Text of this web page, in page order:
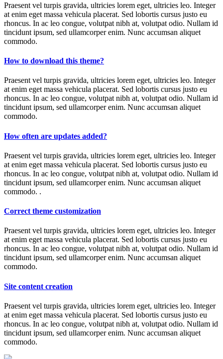
Praesent vel turpis gravida, ultricies lorem eget, ultricies leo. Integer
at enim eget massa vehicula placerat. Sed lobortis cursus justo eu
rhoncus. In ac leo congue, volutpat nibh at, volutpat odio. Nullam id
tincidunt ipsum, sed ullamcorper enim. Nunc accumsan aliquet
commodo.
How to download this theme?
Praesent vel turpis gravida, ultricies lorem eget, ultricies leo. Integer
at enim eget massa vehicula placerat. Sed lobortis cursus justo eu
rhoncus. In ac leo congue, volutpat nibh at, volutpat odio. Nullam id
tincidunt ipsum, sed ullamcorper enim. Nunc accumsan aliquet
commodo.
How often are updates added?
Praesent vel turpis gravida, ultricies lorem eget, ultricies leo. Integer
at enim eget massa vehicula placerat. Sed lobortis cursus justo eu
rhoncus. In ac leo congue, volutpat nibh at, volutpat odio. Nullam id
tincidunt ipsum, sed ullamcorper enim. Nunc accumsan aliquet
commodo. .
Correct theme customization
Praesent vel turpis gravida, ultricies lorem eget, ultricies leo. Integer
at enim eget massa vehicula placerat. Sed lobortis cursus justo eu
rhoncus. In ac leo congue, volutpat nibh at, volutpat odio. Nullam id
tincidunt ipsum, sed ullamcorper enim. Nunc accumsan aliquet
commodo.
Site content creation
Praesent vel turpis gravida, ultricies lorem eget, ultricies leo. Integer
at enim eget massa vehicula placerat. Sed lobortis cursus justo eu
rhoncus. In ac leo congue, volutpat nibh at, volutpat odio. Nullam id
tincidunt ipsum, sed ullamcorper enim. Nunc accumsan aliquet
commodo.